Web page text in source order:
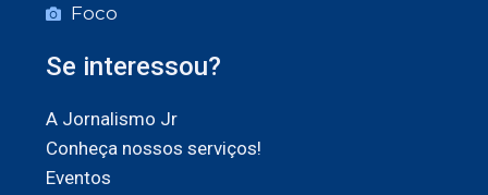
Foco
Se interessou?
A Jornalismo Jr
Conheça nossos serviços!
Eventos